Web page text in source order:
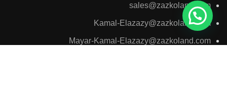
sales@zazkoland.com
Kamal-Elazazy@zazkoland.com
Mayar-Kamal-Elazazy@zazkoland.com